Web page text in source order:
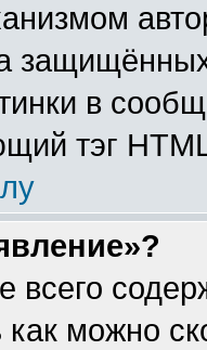
в
тэг
всего
можно